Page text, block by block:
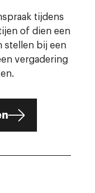
tijdens
of dien een
stellen bij een
vergadering